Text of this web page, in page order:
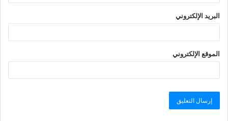
البريد الإلكتروني
الموقع الإلكتروني